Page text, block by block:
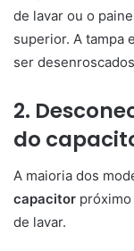
de lavar ou o
superior. A tampa
ser
2.
do
A maioria dos
capacitor
de lavar.